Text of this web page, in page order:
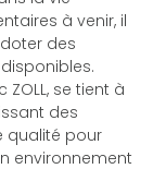
à venir, il
des
se tient à
des
qualité pour
environnement